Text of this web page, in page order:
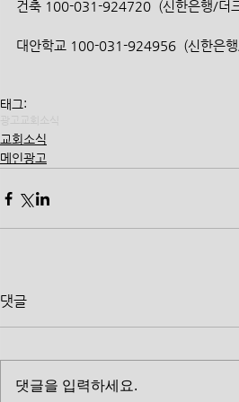
건축 100-031-924720  (신한은행/더
대안학교 100-031-924956  (신한은
태그:
교회소식
메인광고
댓글
댓글을 입력하세요.